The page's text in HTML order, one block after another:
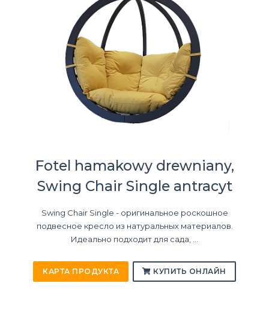
Fotel hamakowy drewniany,
Swing Chair Single antracyt
Swing Chair Single - оригинальное роскошное
подвесное кресло из натуральных материалов.
Идеально подходит для сада, ...
КАРТА ПРОДУКТА КУПИТЬ ОНЛАЙН